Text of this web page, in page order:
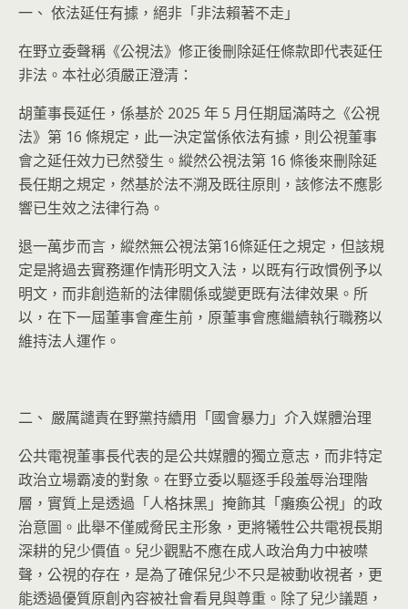
一、 依法延任有據，絕非「非法賴著不走」
在野立委聲稱《公視法》修正後刪除延任條款即代表延任
非法。本社必須嚴正澄清：
胡董事長延任，係基於 2025 年 5 月任期屆滿時之《公視
法》第 16 條規定，此一決定當係依法有據，則公視董事
會之延任效力已然發生。縱然公視法第 16 條後來刪除延
長任期之規定，然基於法不溯及既往原則，該修法不應影
響已生效之法律行為。
退一萬步而言，縱然無公視法第16條延任之規定，但該規
定是將過去實務運作情形明文入法，以既有行政慣例予以
明文，而非創造新的法律關係或變更既有法律效果。所
以，在下一屆董事會產生前，原董事會應繼續執行職務以
維持法人運作。
二、 嚴厲譴責在野黨持續用「國會暴力」介入媒體治理
公共電視董事長代表的是公共媒體的獨立意志，而非特定
政治立場霸凌的對象。在野立委以驅逐手段羞辱治理階
層，實質上是透過「人格抹黑」掩飾其「癱瘓公視」的政
治意圖。此舉不僅威脅民主形象，更將犧牲公共電視長期
深耕的兒少價值。兒少觀點不應在成人政治角力中被噤
聲，公視的存在，是為了確保兒少不只是被動收視者，更
能透過優質原創內容被社會看見與尊重。除了兒少議題，